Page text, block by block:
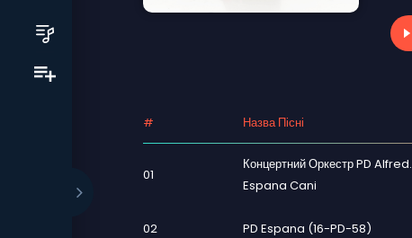
# Назва Пісні
01
Концертний Оркестр PD Alfred.
Espana Cani
02 PD Espana (16-PD-58)